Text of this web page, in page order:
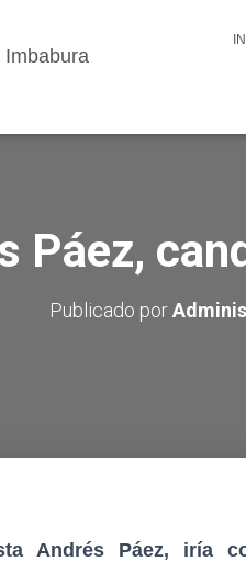
Páez,
Publicado por
Andrés Páez, iría